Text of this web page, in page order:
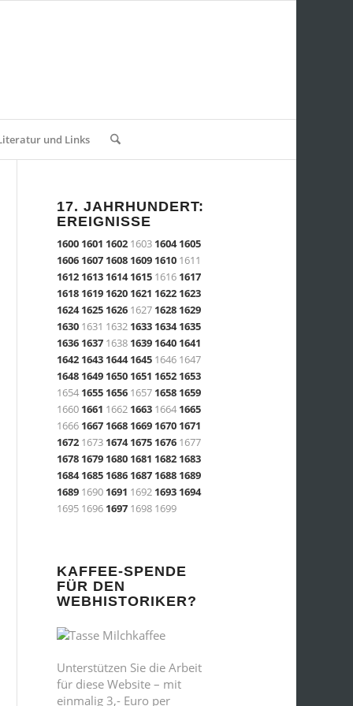
und Links
17. JAHRHUNDERT:
EREIGNISSE
1600 1601 1602 1603 1604 1605
1606 1607 1608 1609 1610 1611
1612 1613 1614 1615 1616 1617
1618 1619 1620 1621 1622 1623
1624 1625 1626 1627 1628 1629
1630 1631 1632 1633 1634 1635
1636 1637 1638 1639 1640 1641
1642 1643 1644 1645 1646 1647
1648 1649 1650 1651 1652 1653
1654 1655 1656 1657 1658 1659
1660 1661 1662 1663 1664 1665
1666 1667 1668 1669 1670 1671
1672 1673 1674 1675 1676 1677
1678 1679 1680 1681 1682 1683
1684 1685 1686 1687 1688 1689
1689 1690 1691 1692 1693 1694
1695 1696 1697 1698 1699
KAFFEE-SPENDE
FÜR DEN
WEBHISTORIKER?
Unterstützen Sie die Arbeit
für diese Website – mit
einmalig 3,- Euro per